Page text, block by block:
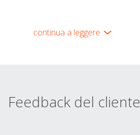
continua a leggere
Feedback del cliente